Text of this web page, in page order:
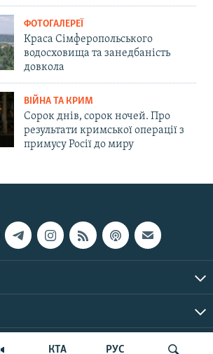
КТА РУС
ФОТОГАЛЕРЕЇ
Краса Сімферопольського
водосховища та занедбаність
довкола
ВІЙНА ТА КРИМ
Сорок днів, сорок ночей. Про
результати кримської операції з
примусу Росії до миру
© Крим.Реалії, 2026 | Усі права застережено.